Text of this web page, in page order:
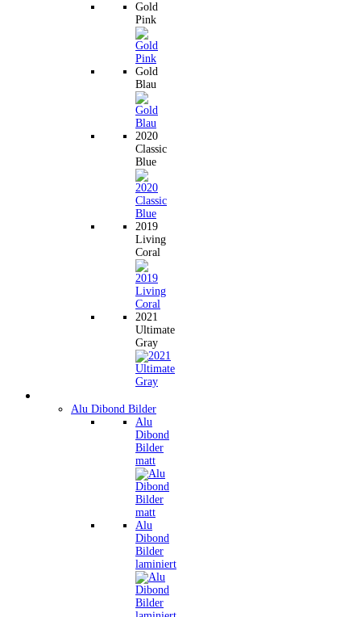
Gold
Pink
Gold
Blau
2020
Classic
Blue
2019
Living
Coral
2021
Ultimate
Gray
Alu Dibond Bilder
Alu
Dibond
Bilder
matt
Alu
Dibond
Bilder
laminiert